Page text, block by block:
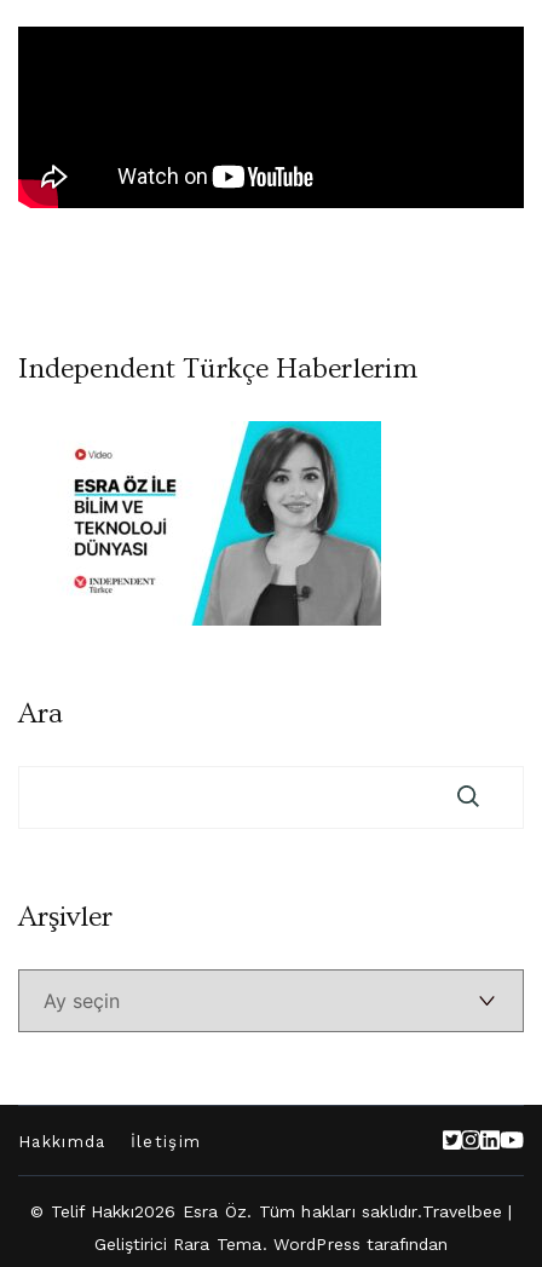
Independent Türkçe Haberlerim
Ara
ArşivlerArşivler
Hakkımda İletişim
© Telif Hakkı2026 Esra Öz. Tüm hakları saklıdır.Travelbee |
Geliştirici Rara Tema. WordPress tarafından